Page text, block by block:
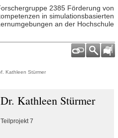
2385 Förderung von
in simulationsbasierten
an der Hochschule
Kathleen Stürmer
Kathleen Stürmer
7